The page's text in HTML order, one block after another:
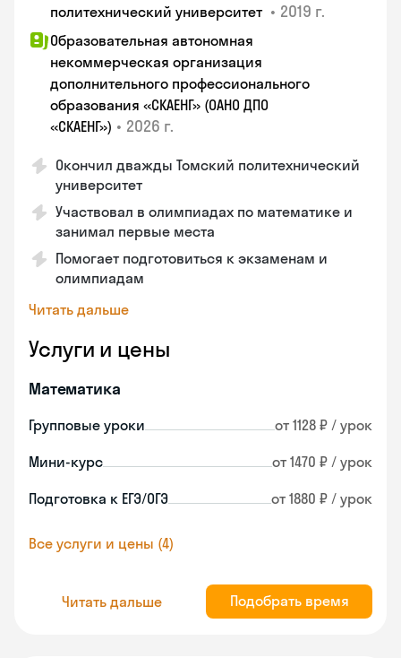
политехнический университет • 2019 г.
Образовательная автономная
некоммерческая организация
дополнительного профессионального
образования «СКАЕНГ» (ОАНО ДПО
«СКАЕНГ») • 2026 г.
Окончил дважды Томский политехнический
университет
Участвовал в олимпиадах по математике и
занимал первые места
Помогает подготовиться к экзаменам и
олимпиадам
Читать дальше
Услуги и цены
Математика
Групповые уроки от 1128 ₽ / урок
Мини-курс от 1470 ₽ / урок
Подготовка к ЕГЭ/ОГЭ от 1880 ₽ / урок
Все услуги и цены (4)
Читать дальше Подобрать время